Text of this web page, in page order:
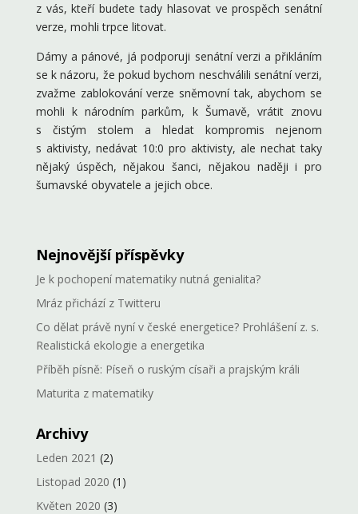
z vás, kteří budete tady hlasovat ve prospěch senátní
verze, mohli trpce litovat.
Dámy a pánové, já podporuji senátní verzi a přikláním
se k názoru, že pokud bychom neschválili senátní verzi,
zvažme zablokování verze sněmovní tak, abychom se
mohli k národním parkům, k Šumavě, vrátit znovu
s čistým stolem a hledat kompromis nejenom
s aktivisty, nedávat 10:0 pro aktivisty, ale nechat taky
nějaký úspěch, nějakou šanci, nějakou naději i pro
šumavské obyvatele a jejich obce.
Nejnovější příspěvky
Je k pochopení matematiky nutná genialita?
Mráz přichází z Twitteru
Co dělat právě nyní v české energetice? Prohlášení z. s.
Realistická ekologie a energetika
Příběh písně: Píseň o ruským císaři a prajským králi
Maturita z matematiky
Archivy
Leden 2021 (2)
Listopad 2020 (1)
Květen 2020 (3)